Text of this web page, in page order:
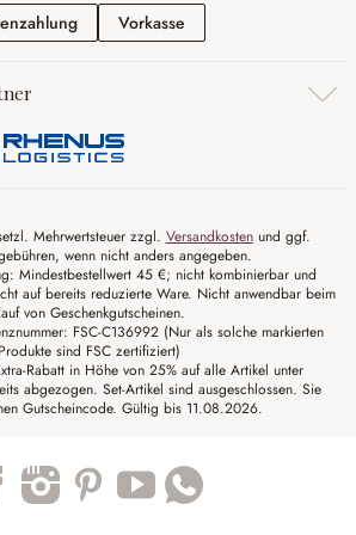
Ratenzahlung
Vorkasse
Mehrwertsteuer zzgl. Versandkostenund ggf.
wenn nicht anders angegeben.
Mindestbestellwert 45 €; nicht kombinierbar und
auf bereits reduzierte Ware. Nicht anwendbar beim
von Geschenkgutscheinen.
FSC-C136992 (Nur als solche markierten
Produkte sind FSC zertifiziert)
Rabatt in Höhe von 25% auf alle Artikel unter
abgezogen. Set-Artikel sind ausgeschlossen. Sie
Gutscheincode. Gültig bis 11.08.2026.